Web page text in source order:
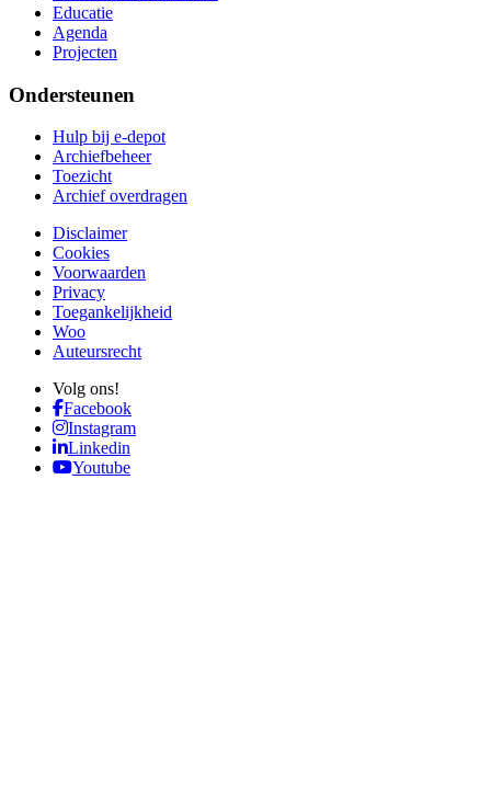
Educatie
Agenda
Projecten
Ondersteunen
Hulp bij e-depot
Archiefbeheer
Toezicht
Archief overdragen
Disclaimer
Cookies
Voorwaarden
Privacy
Toegankelijkheid
Woo
Auteursrecht
Volg ons!
Facebook
Instagram
Linkedin
Youtube